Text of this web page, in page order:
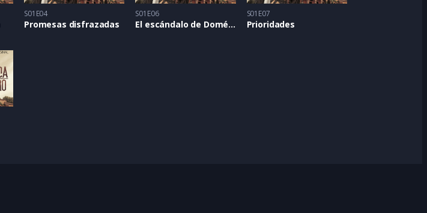
S01E04
Promesas disfrazadas
S01E06
El escándalo de Doménica
S01E07
Prioridades